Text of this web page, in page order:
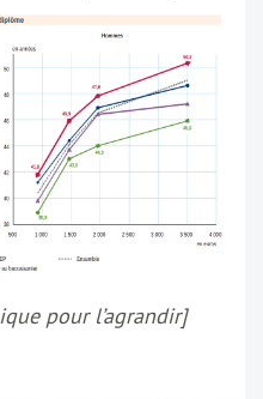
pour l’agrandir]